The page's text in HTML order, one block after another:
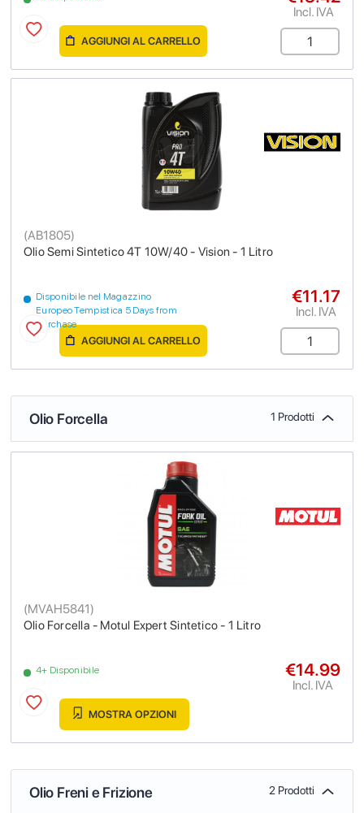
Incl. IVA
AGGIUNGI AL CARRELLO
Olio Semi Sintetico 4T 10W/40 - Vision - 1 Litro
(AB1805)
Disponibile nel Magazzino
Europeo Tempistica 5 Days from
purchase
€11.17
Incl. IVA
AGGIUNGI AL CARRELLO
Olio Forcella 1 Prodotti
Olio Forcella - Motul Expert Sintetico - 1 Litro
(MVAH5841)
4+ Disponibile €14.99
Incl. IVA
MOSTRA OPZIONI
Olio Freni e Frizione 2 Prodotti